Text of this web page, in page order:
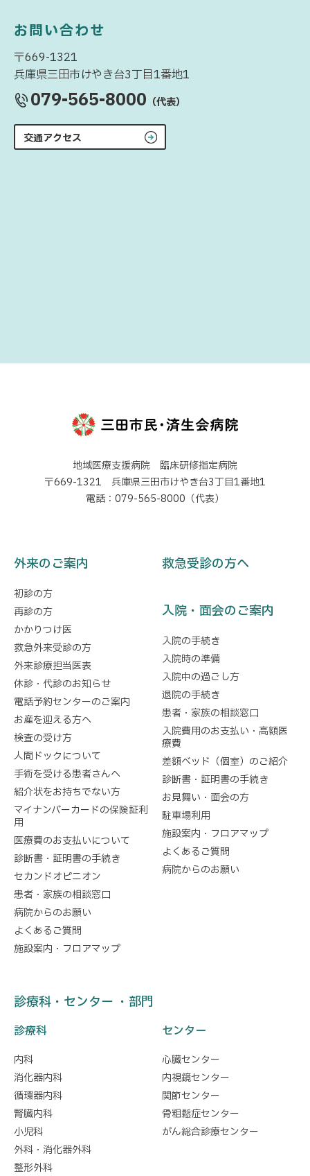
お問い合わせ
〒669-1321
兵庫県三田市けやき台3丁目1番地1
079-565-8000 （代表）
交通アクセス
地域医療支援病院 臨床研修指定病院
〒669-1321 兵庫県三田市けやき台3丁目1番地1
電話：079-565-8000（代表）
外来のご案内
初診の方
再診の方
かかりつけ医
救急外来受診の方
外来診療担当医表
休診・代診のお知らせ
電話予約センターのご案内
お産を迎える方へ
検査の受け方
人間ドックについて
手術を受ける患者さんへ
紹介状をお持ちでない方
マイナンバーカードの保険証利
用
医療費のお支払いについて
診断書・証明書の手続き
セカンドオピニオン
患者・家族の相談窓口
病院からのお願い
よくあるご質問
施設案内・フロアマップ
救急受診の方へ
入院・面会のご案内
入院の手続き
入院時の準備
入院中の過ごし方
退院の手続き
患者・家族の相談窓口
入院費用のお支払い・高額医
療費
差額ベッド（個室）のご紹介
診断書・証明書の手続き
お見舞い・面会の方
駐車場利用
施設案内・フロアマップ
よくあるご質問
病院からのお願い
診療科・センター ・部門
診療科
内科
消化器内科
循環器内科
腎臓内科
小児科
外科・消化器外科
整形外科
センター
心臓センター
内視鏡センター
関節センター
骨粗鬆症センター
がん総合診療センター